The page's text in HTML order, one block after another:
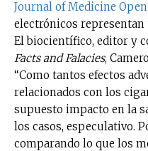
Journal of Medicine Open
electrónicos representan
El biocientífico, editor y
Facts and Falacies,
“Como tantos efectos
relacionados con los
supuesto impacto en la
los casos, especulativo.
comparando lo que los